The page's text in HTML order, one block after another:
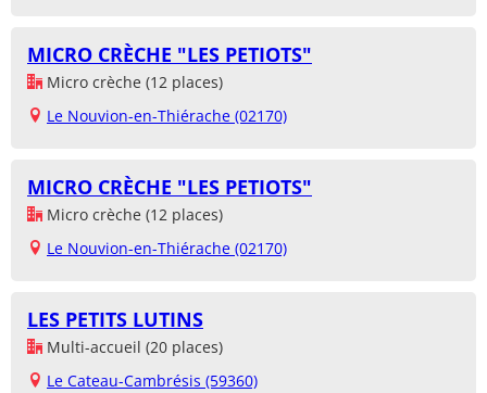
MICRO CRÈCHE "LES PETIOTS"
Micro crèche (12 places)
Le Nouvion-en-Thiérache (02170)
MICRO CRÈCHE "LES PETIOTS"
Micro crèche (12 places)
Le Nouvion-en-Thiérache (02170)
LES PETITS LUTINS
Multi-accueil (20 places)
Le Cateau-Cambrésis (59360)